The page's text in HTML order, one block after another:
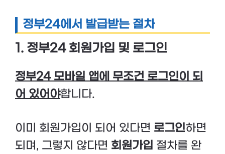
정부24에서 발급받는 절차
1. 정부24 회원가입 및 로그인
정부24 모바일 앱에 무조건 로그인이 되
어 있어야합니다.
이미 회원가입이 되어 있다면 로그인하면
되며, 그렇지 않다면 회원가입 절차를 완